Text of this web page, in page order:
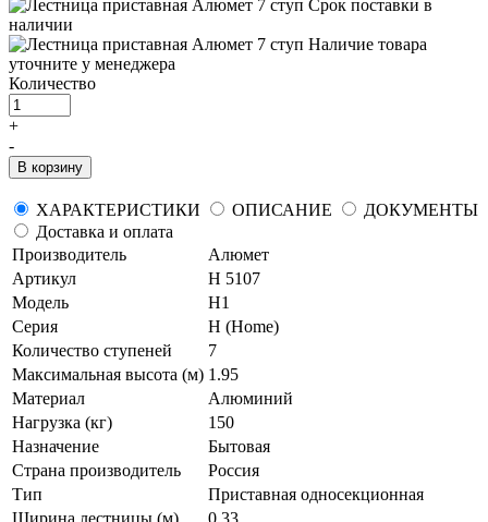
Срок поставки в
наличии
Наличие товара
уточните у менеджера
Количество
+
-
В корзину
ХАРАКТЕРИСТИКИ ОПИСАНИЕ
ДОКУМЕНТЫ
Доставка и оплата
Производитель
Алюмет
Артикул
H 5107
Модель
H1
Серия
H (Home)
Количество ступеней
7
Максимальная высота (м) 1.95
Материал
Алюминий
Нагрузка (кг)
150
Назначение
Бытовая
Страна производитель
Россия
Тип
Приставная односекционная